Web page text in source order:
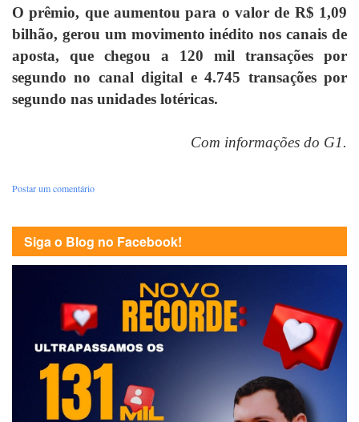
O prêmio, que aumentou para o valor de R$ 1,09
bilhão, gerou um movimento inédito nos canais de
aposta, que chegou a 120 mil transações por
segundo no canal digital e 4.745 transações por
segundo nas unidades lotéricas.
Com informações do G1.
Postar um comentário
Siga o Blog no Facebook!